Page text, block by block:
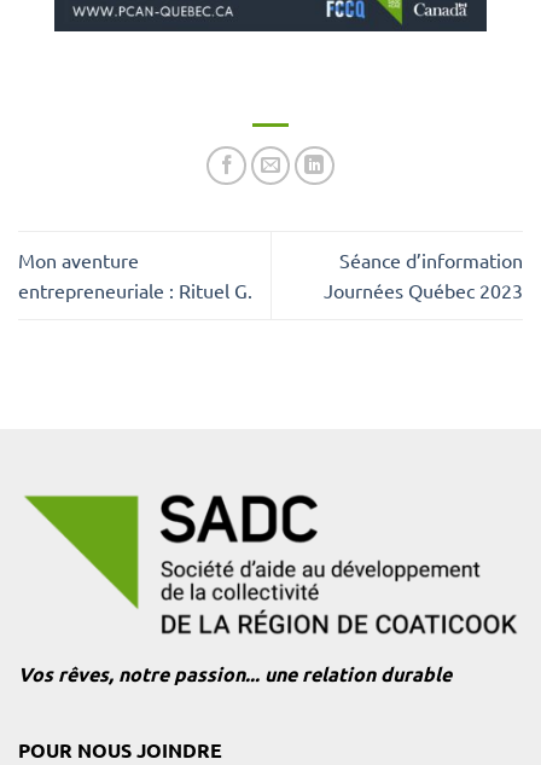
Mon aventure
entrepreneuriale : Rituel G.
Séance d’information
Journées Québec 2023
Vos rêves, notre passion... une relation durable
POUR NOUS JOINDRE